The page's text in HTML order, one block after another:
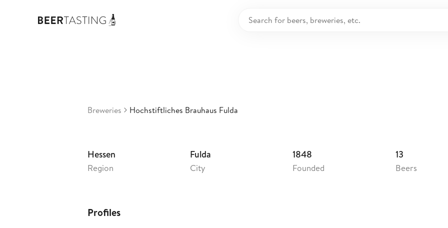
Brauhaus Fulda
Breweries Hochstiftliches Brauhaus Fulda
Hessen
Region
Fulda
City
1848
Founded
13
Beers
Profiles